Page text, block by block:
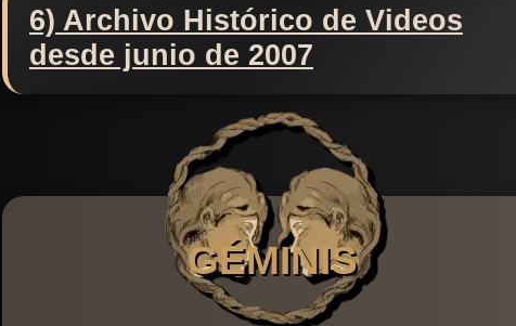
6) Archivo Histórico de Videos
desde junio de 2007
GÉMINIS